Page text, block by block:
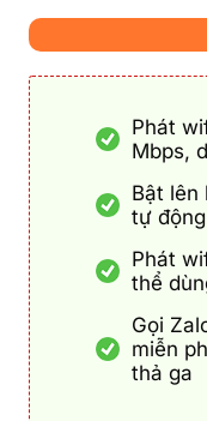
Phát
Mbps,
Bật lên
tự
Phát
thể
Gọi
miễn
thả ga